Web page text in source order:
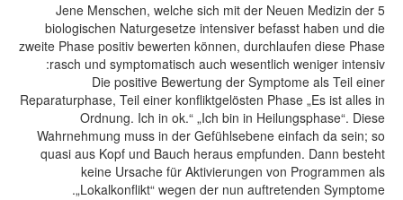
Jene Menschen, welche sich mit der Neuen Medizin der 5
biologischen Naturgesetze intensiver befasst haben und die
zweite Phase positiv bewerten können, durchlaufen diese Phase
rasch und symptomatisch auch wesentlich weniger intensiv:
Die positive Bewertung der Symptome als Teil einer
Reparaturphase, Teil einer konfliktgelösten Phase „Es ist alles in
Ordnung. Ich in ok.“ „Ich bin in Heilungsphase“. Diese
Wahrnehmung muss in der Gefühlsebene einfach da sein; so
quasi aus Kopf und Bauch heraus empfunden. Dann besteht
keine Ursache für Aktivierungen von Programmen als
„Lokalkonflikt“ wegen der nun auftretenden Symptome.